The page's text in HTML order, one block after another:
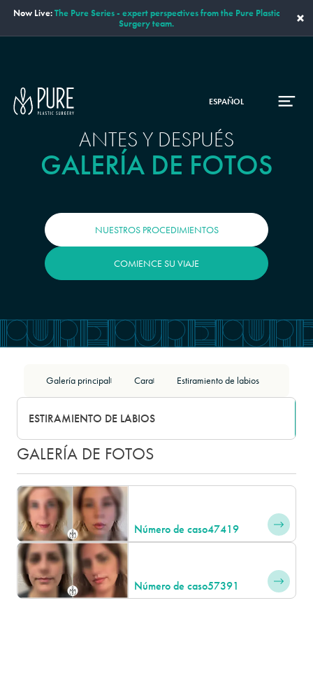
Now Live:The Pure Series - expert perspectives from the Pure Plastic
Surgery team.
×
ESPAÑOL
ANTES Y DESPUÉS
GALERÍA DE FOTOS
NUESTROS PROCEDIMIENTOS
COMIENCE SU VIAJE
Galería principal Cara Estiramiento de labios
ESTIRAMIENTO DE LABIOS
GALERÍA DE FOTOS
Número de caso47419
Número de caso57391